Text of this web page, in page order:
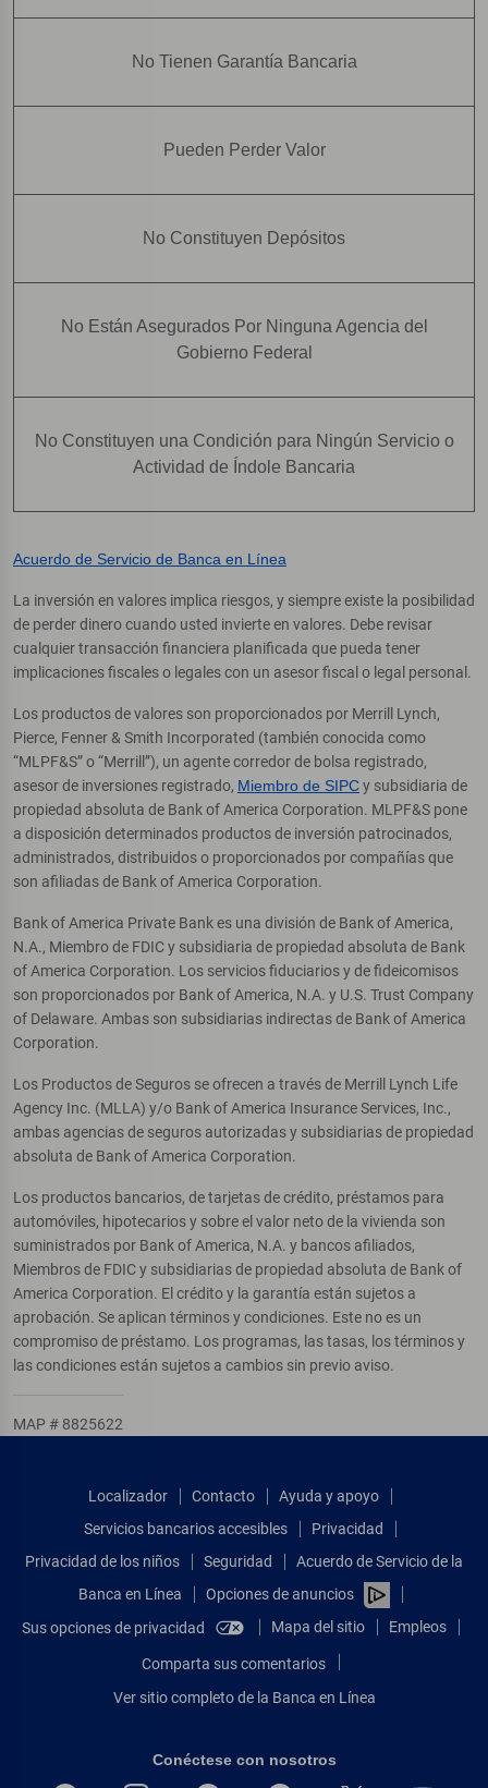
No Tienen Garantía Bancaria
Pueden Perder Valor
No Constituyen Depósitos
No Están Asegurados Por Ninguna Agencia del
Gobierno Federal
No Constituyen una Condición para Ningún Servicio o
Actividad de Índole Bancaria
Acuerdo de Servicio de Banca en Línea
La inversión en valores implica riesgos, y siempre existe la posibilidad
de perder dinero cuando usted invierte en valores. Debe revisar
cualquier transacción financiera planificada que pueda tener
implicaciones fiscales o legales con un asesor fiscal o legal personal.
Los productos de valores son proporcionados por Merrill Lynch,
Pierce, Fenner & Smith Incorporated (también conocida como
“MLPF&S” o “Merrill”), un agente corredor de bolsa registrado,
asesor de inversiones registrado, Miembro de SIPCy subsidiaria de
propiedad absoluta de Bank of America Corporation. MLPF&S pone
a disposición determinados productos de inversión patrocinados,
administrados, distribuidos o proporcionados por compañías que
son afiliadas de Bank of America Corporation.
Bank of America Private Bank es una división de Bank of America,
N.A., Miembro de FDIC y subsidiaria de propiedad absoluta de Bank
of America Corporation. Los servicios fiduciarios y de fideicomisos
son proporcionados por Bank of America, N.A. y U.S. Trust Company
of Delaware. Ambas son subsidiarias indirectas de Bank of America
Corporation.
Los Productos de Seguros se ofrecen a través de Merrill Lynch Life
Agency Inc. (MLLA) y/o Bank of America Insurance Services, Inc.,
ambas agencias de seguros autorizadas y subsidiarias de propiedad
absoluta de Bank of America Corporation.
Los productos bancarios, de tarjetas de crédito, préstamos para
automóviles, hipotecarios y sobre el valor neto de la vivienda son
suministrados por Bank of America, N.A. y bancos afiliados,
Miembros de FDIC y subsidiarias de propiedad absoluta de Bank of
America Corporation. El crédito y la garantía están sujetos a
aprobación. Se aplican términos y condiciones. Este no es un
compromiso de préstamo. Los programas, las tasas, los términos y
las condiciones están sujetos a cambios sin previo aviso.
MAP # 8825622
Localizador Contacto
Ayuda y apoyo
Servicios bancarios accesibles
Privacidad
Privacidad de los niños
Seguridad
Acuerdo de Servicio de la
Banca en Línea
Opciones de anuncios
Sus opciones de privacidad
Mapa del sitio Empleos
Comparta sus comentarios
Ver sitio completo de la Banca en Línea
Conéctese con nosotros